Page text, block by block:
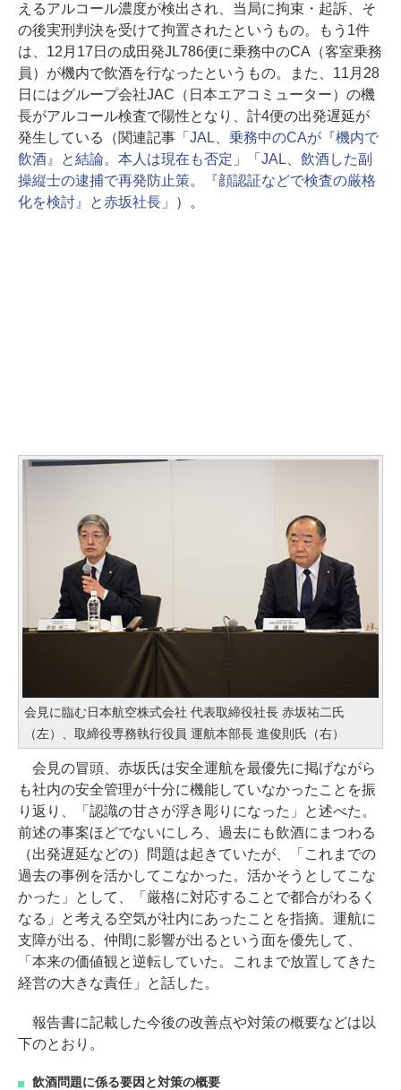
えるアルコール濃度が検出され、当局に拘束・起訴、そ
の後実刑判決を受けて拘置されたというもの。もう1件
は、12月17日の成田発JL786便に乗務中のCA（客室乗務
員）が機内で飲酒を行なったというもの。また、11月28
日にはグループ会社JAC（日本エアコミューター）の機
長がアルコール検査で陽性となり、計4便の出発遅延が
発生している（関連記事「 JAL、乗務中のCAが『機内で
飲酒』と結論。本人は現在も否定 」「 JAL、飲酒した副
操縦士の逮捕で再発防止策。『顔認証などで検査の厳格
化を検討』と赤坂社長」）。
会見に臨む日本航空株式会社 代表取締役社長 赤坂祐二氏
（左）、取締役専務執行役員 運航本部長 進俊則氏（右）
会見の冒頭、赤坂氏は安全運航を最優先に掲げながら
も社内の安全管理が十分に機能していなかったことを振
り返り、「認識の甘さが浮き彫りになった」と述べた。
前述の事案ほどでないにしろ、過去にも飲酒にまつわる
（出発遅延などの）問題は起きていたが、「これまでの
過去の事例を活かしてこなかった。活かそうとしてこな
かった」として、「厳格に対応することで都合がわるく
なる」と考える空気が社内にあったことを指摘。運航に
支障が出る、仲間に影響が出るという面を優先して、
「本来の価値観と逆転していた。これまで放置してきた
経営の大きな責任」と話した。
報告書に記載した今後の改善点や対策の概要などは以
下のとおり。
飲酒問題に係る要因と対策の概要